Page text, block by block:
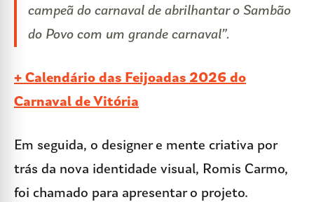
campeã do carnaval de abrilhantar o Sambão
do Povo com um grande carnaval”.
+ Calendário das Feijoadas 2026 do
Carnaval de Vitória
Em seguida, o designer e mente criativa por
trás da nova identidade visual, Romis Carmo,
foi chamado para apresentar o projeto.